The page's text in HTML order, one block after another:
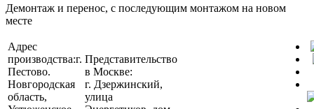
Демонтаж и перенос, с последующим монтажом на новом
месте
Адрес
производства:г.
Пестово.
Новгородская
область,
Представительство
в Москве:
г. Дзержинский,
улица